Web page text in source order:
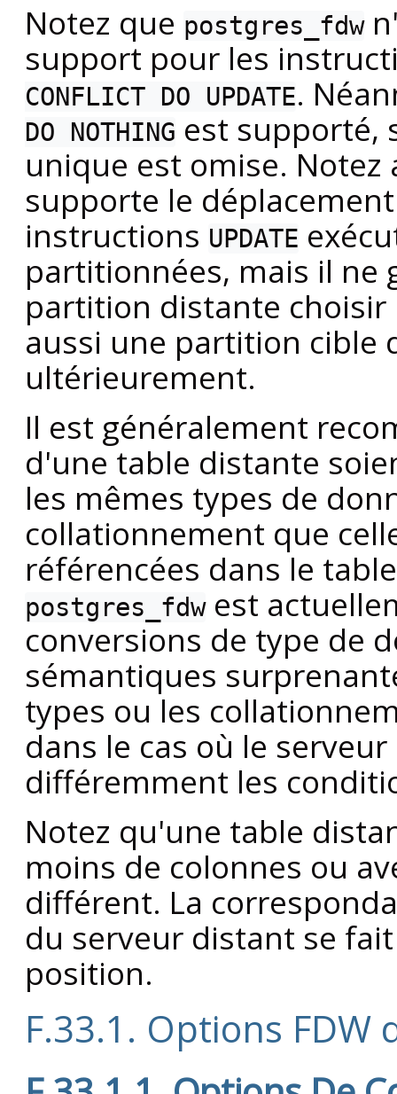
Notez que postgres_fdw
support pour les
CONFLICT DO UPDATE.
DO NOTHING est supporté,
unique est omise.
supporte le
instructions UPDATE
partitionnées, mais il ne
partition distante
aussi une partition cible
ultérieurement.
Il est généralement
d'une table distante
les mêmes types de
collationnement que
référencées dans le
postgres_fdwest
conversions de type de
sémantiques
types ou les
dans le cas où le
différemment les
Notez qu'une table
moins de colonnes ou
différent. La
du serveur distant se
position.
F.33.1. Options FDW